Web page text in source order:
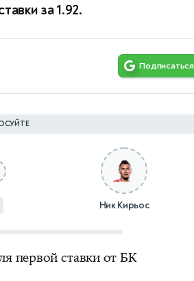
за 1.92.
Подписаться
Ник Кирьос
первой ставки от БК